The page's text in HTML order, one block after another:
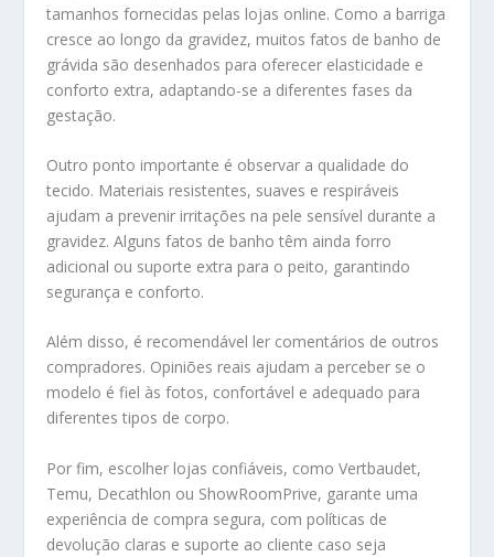
tamanhos fornecidas pelas lojas online. Como a barriga
cresce ao longo da gravidez, muitos fatos de banho de
grávida são desenhados para oferecer elasticidade e
conforto extra, adaptando-se a diferentes fases da
gestação.
Outro ponto importante é observar a qualidade do
tecido. Materiais resistentes, suaves e respiráveis
ajudam a prevenir irritações na pele sensível durante a
gravidez. Alguns fatos de banho têm ainda forro
adicional ou suporte extra para o peito, garantindo
segurança e conforto.
Além disso, é recomendável ler comentários de outros
compradores. Opiniões reais ajudam a perceber se o
modelo é fiel às fotos, confortável e adequado para
diferentes tipos de corpo.
Por fim, escolher lojas confiáveis, como Vertbaudet,
Temu, Decathlon ou ShowRoomPrive, garante uma
experiência de compra segura, com políticas de
devolução claras e suporte ao cliente caso seja